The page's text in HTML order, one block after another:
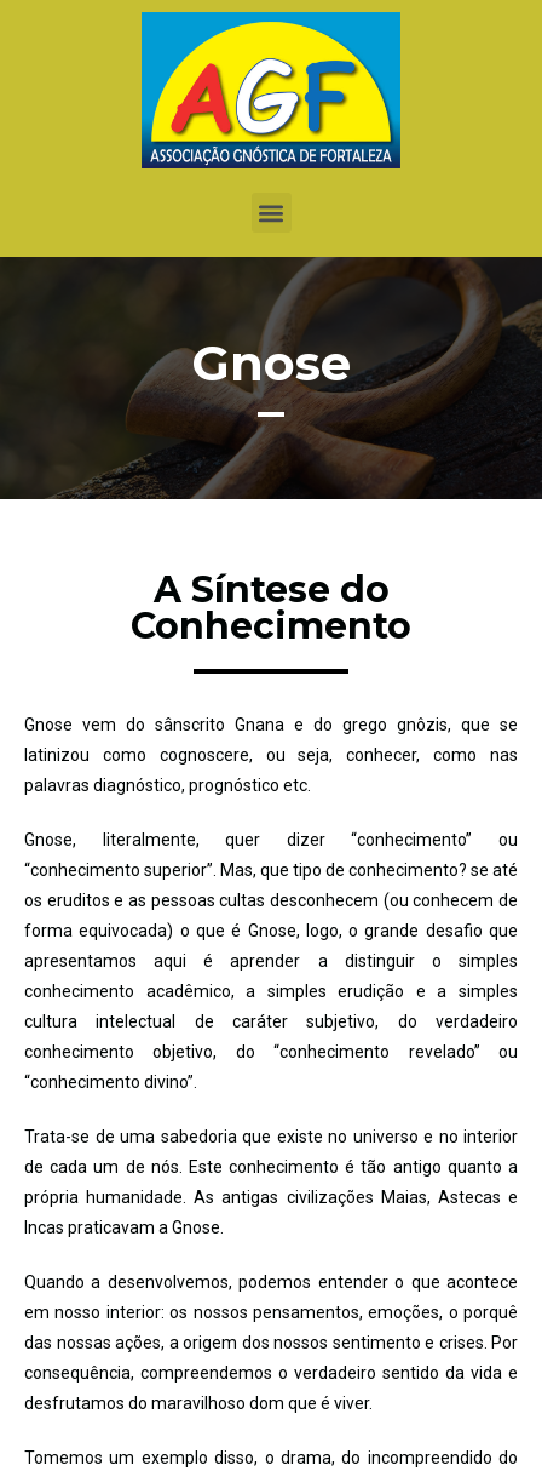
Gnose
A Síntese do
Conhecimento
Gnose vem do sânscrito Gnana e do grego gnôzis, que se
latinizou como cognoscere, ou seja, conhecer, como nas
palavras diagnóstico, prognóstico etc.
Gnose, literalmente, quer dizer “conhecimento” ou
“conhecimento superior”. Mas, que tipo de conhecimento? se até
os eruditos e as pessoas cultas desconhecem (ou conhecem de
forma equivocada) o que é Gnose, logo, o grande desafio que
apresentamos aqui é aprender a distinguir o simples
conhecimento acadêmico, a simples erudição e a simples
cultura intelectual de caráter subjetivo, do verdadeiro
conhecimento objetivo, do “conhecimento revelado” ou
“conhecimento divino”.
Trata-se de uma sabedoria que existe no universo e no interior
de cada um de nós. Este conhecimento é tão antigo quanto a
própria humanidade. As antigas civilizações Maias, Astecas e
Incas praticavam a Gnose.
Quando a desenvolvemos, podemos entender o que acontece
em nosso interior: os nossos pensamentos, emoções, o porquê
das nossas ações, a origem dos nossos sentimento e crises. Por
consequência, compreendemos o verdadeiro sentido da vida e
desfrutamos do maravilhoso dom que é viver.
Tomemos um exemplo disso, o drama, do incompreendido do